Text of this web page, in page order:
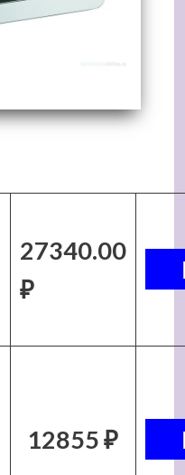
27340.00
₽
12855 ₽